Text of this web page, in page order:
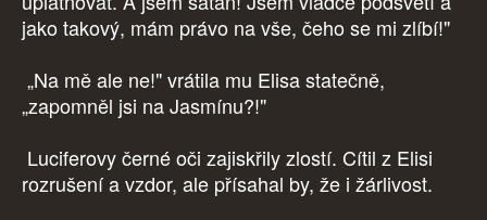
jako takový, mám právo na vše, čeho se mi zlíbí!"
„Na mě ale ne!" vrátila mu Elisa statečně,
„zapomněl jsi na Jasmínu?!"
Luciferovy černé oči zajiskřily zlostí. Cítil z Elisi
rozrušení a vzdor, ale přísahal by, že i žárlivost.